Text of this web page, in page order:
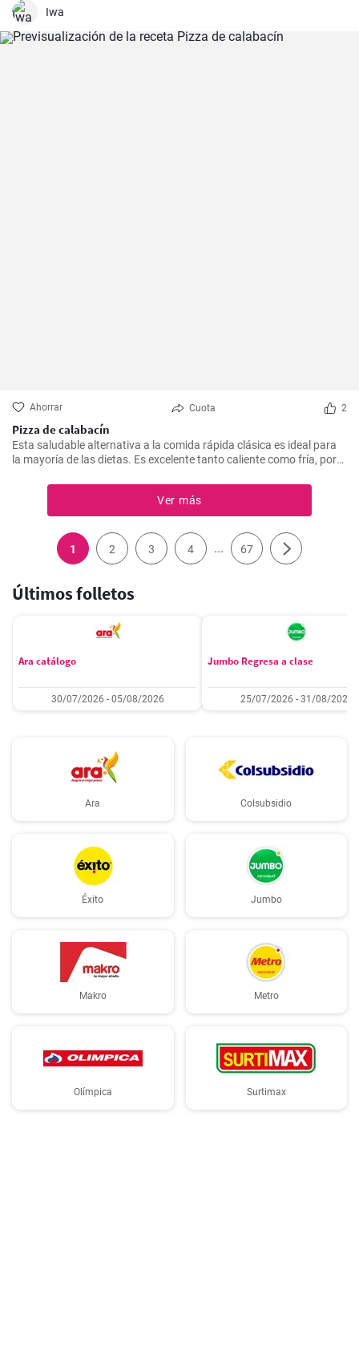
Iwa
Ahorrar Cuota 2
Pizza de calabacín
Esta saludable alternativa a la comida rápida clásica es ideal para
la mayoría de las dietas. Es excelente tanto caliente como fría, por
Ver más
1 2 3 4 ... 67
Últimos folletos
Ara catálogo
30/07/2026 - 05/08/2026
Jumbo Regresa a clase
25/07/2026 - 31/08/2026
Ara Colsubsidio
Éxito Jumbo
Makro Metro
Olímpica Surtimax